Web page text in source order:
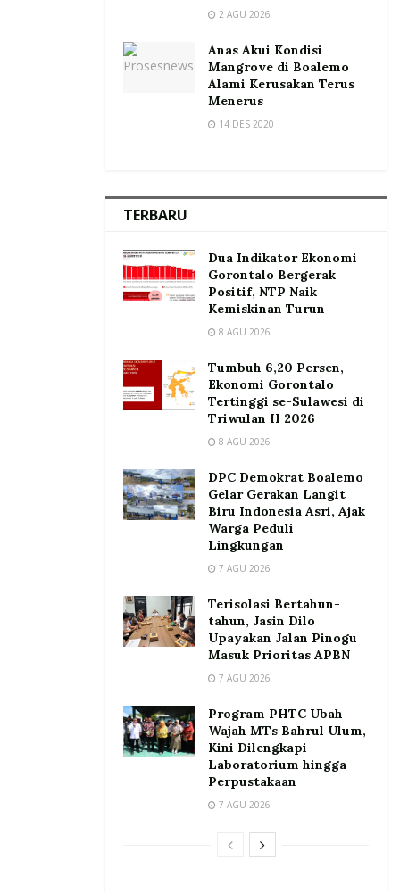
2 AGU 2026
Anas Akui Kondisi
Mangrove di Boalemo
Alami Kerusakan Terus
Menerus
14 DES 2020
TERBARU
Dua Indikator Ekonomi
Gorontalo Bergerak
Positif, NTP Naik
Kemiskinan Turun
8 AGU 2026
Tumbuh 6,20 Persen,
Ekonomi Gorontalo
Tertinggi se-Sulawesi di
Triwulan II 2026
8 AGU 2026
DPC Demokrat Boalemo
Gelar Gerakan Langit
Biru Indonesia Asri, Ajak
Warga Peduli
Lingkungan
7 AGU 2026
Terisolasi Bertahun-
tahun, Jasin Dilo
Upayakan Jalan Pinogu
Masuk Prioritas APBN
7 AGU 2026
Program PHTC Ubah
Wajah MTs Bahrul Ulum,
Kini Dilengkapi
Laboratorium hingga
Perpustakaan
7 AGU 2026